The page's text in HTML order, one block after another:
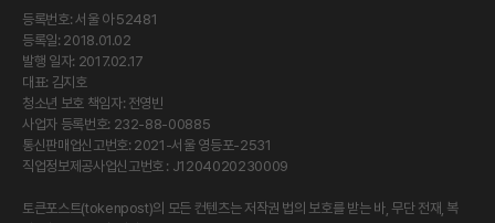
등록번호: 서울 아 52481
등록일: 2018.01.02
발행 일자: 2017.02.17
대표: 김지호
청소년 보호 책임자: 전영빈
사업자 등록번호: 232-88-00885
통신판매업신고번호: 2021-서울 영등포-2531
직업정보제공사업신고번호 : J1204020230009
토큰포스트(tokenpost)의 모든 컨텐츠는 저작권 법의 보호를 받는 바, 무단 전재, 복